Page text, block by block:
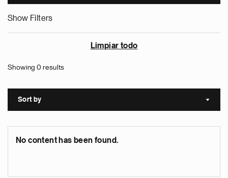
Show Filters
Limpiar todo
Showing 0 results
Sort by Sort
No content has been found.